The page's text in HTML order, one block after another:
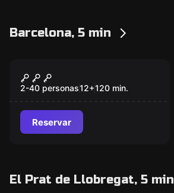
Barcelona, 5 min
Popular
Secrets of the Ancient
Barcelona
2-40 personas12+120 min.
Reservar
El Prat de Llobregat, 5 min